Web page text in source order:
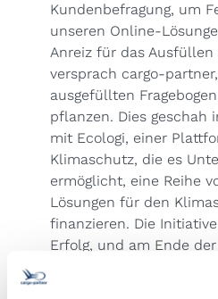
Kundenbefragung, um
unseren Online-
Anreiz für das Ausfüllen
versprach cargo-
ausgefüllten
pflanzen. Dies geschah
mit Ecologi, einer
Klimaschutz, die es
ermöglicht, eine Reihe
Lösungen für den
finanzieren. Die
Erfolg, und am Ende
„cargo-partner-Wald“